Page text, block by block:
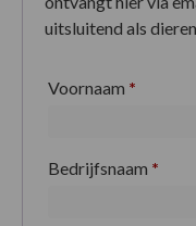
uitsluitend als
Voornaam *
Bedrijfsnaam *